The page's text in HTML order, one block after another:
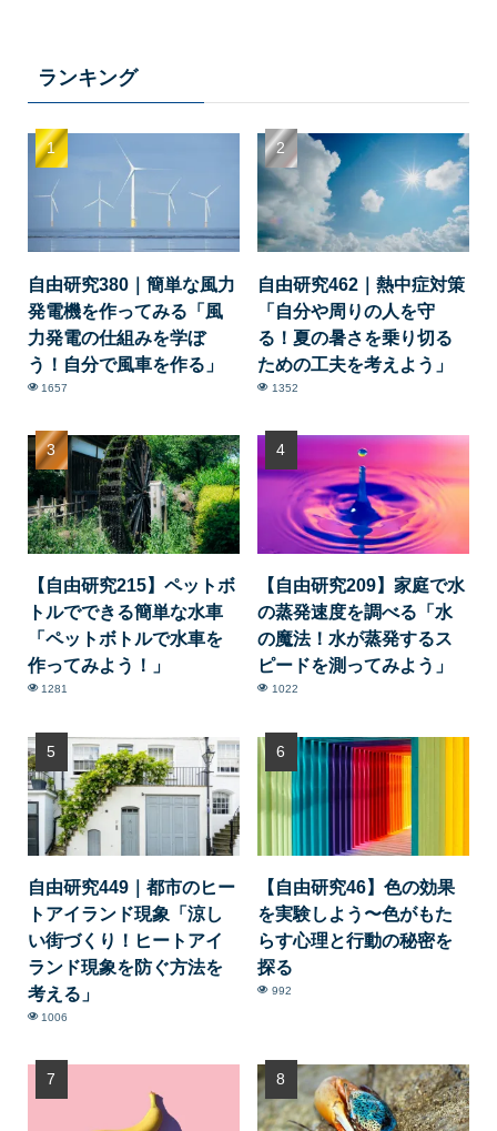
ランキング
自由研究380｜簡単な風力
発電機を作ってみる「風
力発電の仕組みを学ぼ
う！自分で風車を作る」
1657
自由研究462｜熱中症対策
「自分や周りの人を守
る！夏の暑さを乗り切る
ための工夫を考えよう」
1352
【自由研究215】ペットボ
トルでできる簡単な水車
「ペットボトルで水車を
作ってみよう！」
1281
【自由研究209】家庭で水
の蒸発速度を調べる「水
の魔法！水が蒸発するス
ピードを測ってみよう」
1022
自由研究449｜都市のヒー
トアイランド現象「涼し
い街づくり！ヒートアイ
ランド現象を防ぐ方法を
考える」
1006
【自由研究46】色の効果
を実験しよう〜色がもた
らす心理と行動の秘密を
探る
992